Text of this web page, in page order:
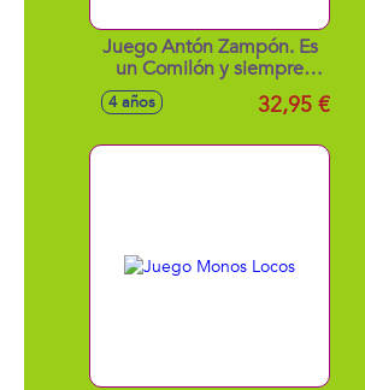
Juego Antón Zampón. Es
un Comilón y siempre
tiene Hambre.
4 años 32,95 €